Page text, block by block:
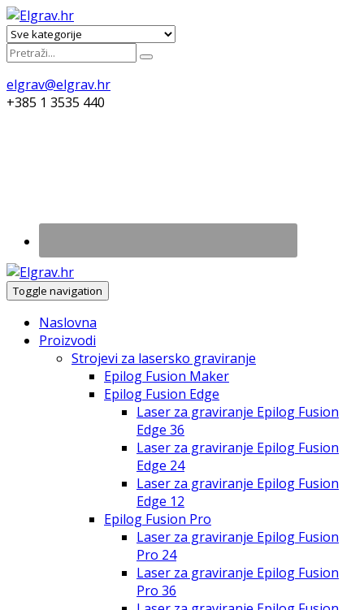
elgrav@elgrav.hr
+385 1 3535 440
Toggle navigation
Naslovna
Proizvodi
Strojevi za lasersko graviranje
Epilog Fusion Maker
Epilog Fusion Edge
Laser za graviranje Epilog Fusion
Edge 36
Laser za graviranje Epilog Fusion
Edge 24
Laser za graviranje Epilog Fusion
Edge 12
Epilog Fusion Pro
Laser za graviranje Epilog Fusion
Pro 24
Laser za graviranje Epilog Fusion
Pro 36